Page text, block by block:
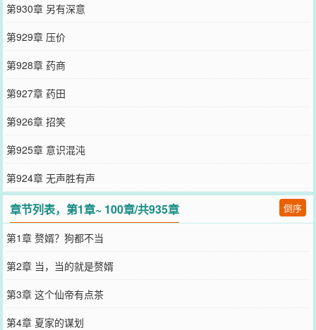
第930章 另有深意
第929章 压价
第928章 药商
第927章 药田
第926章 招笑
第925章 意识混沌
第924章 无声胜有声
章节列表，第1章~ 100章/共935章 倒序
第1章 赘婿？狗都不当
第2章 当，当的就是赘婿
第3章 这个仙帝有点茶
第4章 夏家的谋划